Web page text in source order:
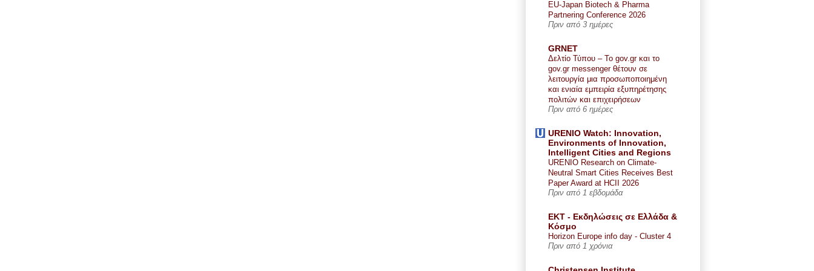
EU-Japan Biotech & Pharma
Partnering Conference 2026
Πριν από 3 ημέρες
GRNET
Δελτίο Τύπου – Το gov.gr και το
gov.gr messenger θέτουν σε
λειτουργία μια προσωποποιημένη
και ενιαία εμπειρία εξυπηρέτησης
πολιτών και επιχειρήσεων
Πριν από 6 ημέρες
URENIO Watch: Innovation,
Environments of Innovation,
Intelligent Cities and Regions
URENIO Research on Climate-
Neutral Smart Cities Receives Best
Paper Award at HCII 2026
Πριν από 1 εβδομάδα
ΕΚΤ - Εκδηλώσεις σε Ελλάδα &
Κόσμο
Horizon Europe info day - Cluster 4
Πριν από 1 χρόνια